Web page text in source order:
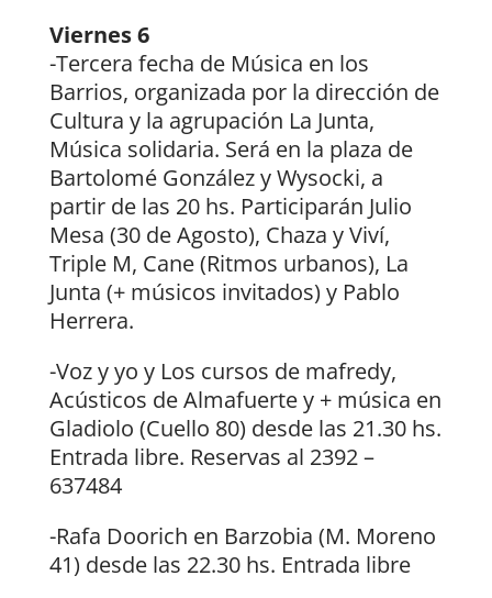
Viernes 6
-Tercera fecha de Música en los
Barrios, organizada por la dirección de
Cultura y la agrupación La Junta,
Música solidaria. Será en la plaza de
Bartolomé González y Wysocki, a
partir de las 20 hs. Participarán Julio
Mesa (30 de Agosto), Chaza y Viví,
Triple M, Cane (Ritmos urbanos), La
Junta (+ músicos invitados) y Pablo
Herrera.
-Voz y yo y Los cursos de mafredy,
Acústicos de Almafuerte y + música en
Gladiolo (Cuello 80) desde las 21.30 hs.
Entrada libre. Reservas al 2392 –
637484
-Rafa Doorich en Barzobia (M. Moreno
41) desde las 22.30 hs. Entrada libre